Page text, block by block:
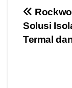
Post
Solusi
Termal